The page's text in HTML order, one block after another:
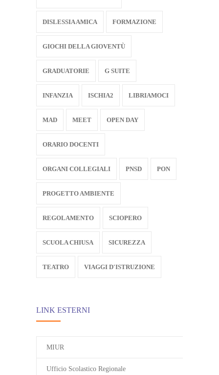
DISLESSIA AMICA FORMAZIONE
GIOCHI DELLA GIOVENTÙ
GRADUATORIE G SUITE
INFANZIA ISCHIA2 LIBRIAMOCI
MAD MEET OPEN DAY
ORARIO DOCENTI
ORGANI COLLEGIALI PNSD PON
PROGETTO AMBIENTE
REGOLAMENTO SCIOPERO
SCUOLA CHIUSA SICUREZZA
TEATRO VIAGGI D'ISTRUZIONE
LINK ESTERNI
MIUR
Ufficio Scolastico Regionale